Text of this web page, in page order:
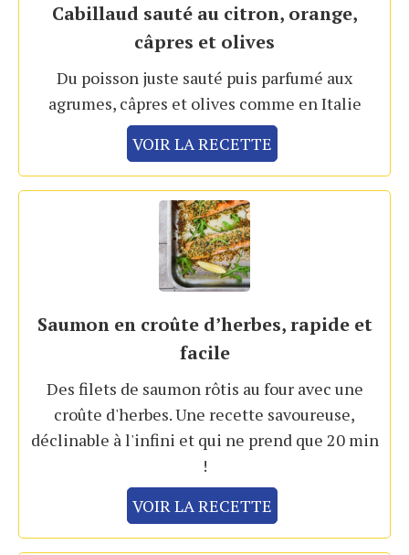
Cabillaud sauté au citron, orange,
câpres et olives
Du poisson juste sauté puis parfumé aux
agrumes, câpres et olives comme en Italie
VOIR LA RECETTE
Saumon en croûte d’herbes, rapide et
facile
Des filets de saumon rôtis au four avec une
croûte d'herbes. Une recette savoureuse,
déclinable à l'infini et qui ne prend que 20 min
!
VOIR LA RECETTE